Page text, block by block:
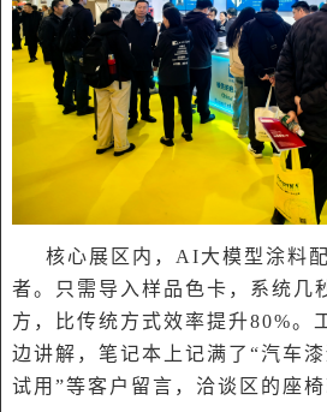
核心展区内，AI大模型涂料
者。只需导入样品色卡，系统几
方，比传统方式效率提升80%。
边讲解，笔记本上记满了“汽车漆
试用”等客户留言，洽谈区的座椅